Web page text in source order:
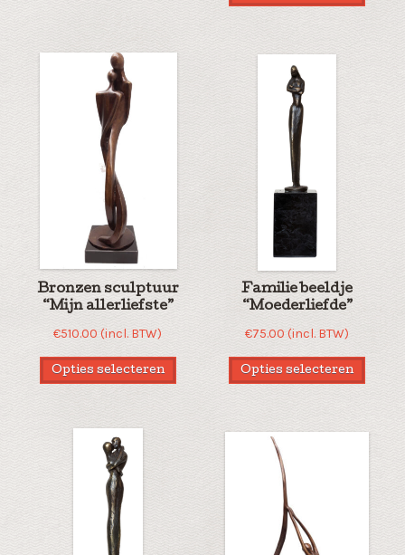
Bronzen sculptuur
“Mijn allerliefste”
€510.00 (incl. BTW)
Opties selecteren
Familie beeldje
“Moederliefde”
€75.00 (incl. BTW)
Opties selecteren